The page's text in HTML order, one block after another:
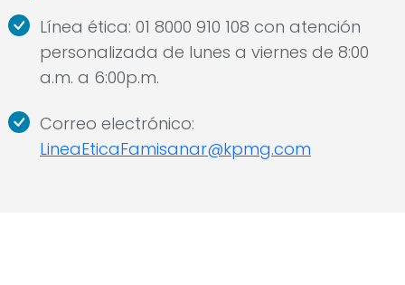
Línea ética: 01 8000 910 108 con atención
personalizada de lunes a viernes de 8:00
a.m. a 6:00p.m.
Correo electrónico:
LineaEticaFamisanar@kpmg.com